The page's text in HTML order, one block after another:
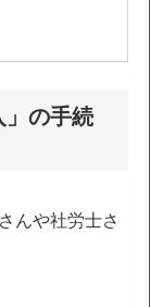
の手続
んや社労士さ